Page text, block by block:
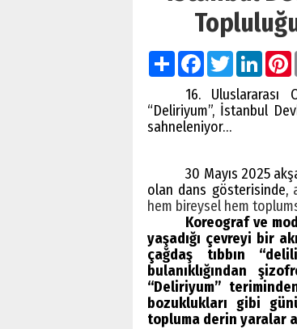
PaylaşFacebook
Twitter
16.
“Deliriyum”, İstanbul
sahneleniyor…
30 Mayıs 2025
olan dans gösterisinde,
hem bireysel hem
Koreograf ve
yaşadığı çevreyi bir
çağdaş tıbbın
bulanıklığından
“Deliriyum”
bozuklukları gibi
topluma derin yaralar